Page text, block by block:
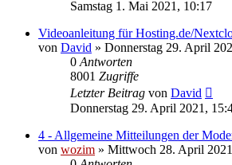
Samstag 1. Mai 2021, 10:17
Videoanleitung für Hosting.de/
von David » Donnerstag 29. April
0 Antworten
8001 Zugriffe
Letzter Beitrag von David
Donnerstag 29. April 2021,
4 - Allgemeine Mitteilungen der
von wozim » Mittwoch 28. April